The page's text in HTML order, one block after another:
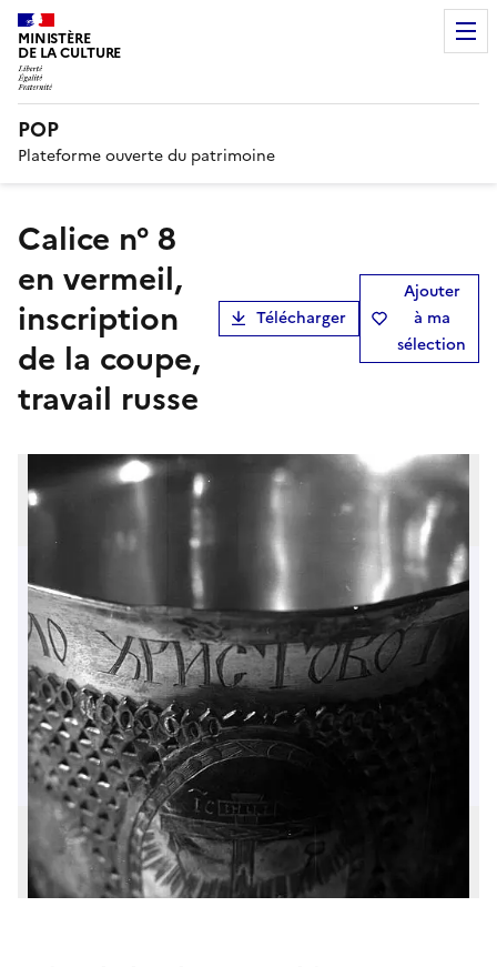
MINISTÈRE
DE LA CULTURE
POP
Plateforme ouverte du patrimoine
Calice n° 8
en vermeil,
inscription
de la coupe,
travail russe
Télécharger
Ajouter
à ma
sélection